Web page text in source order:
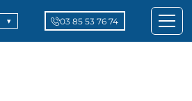
03 85 53 76 74